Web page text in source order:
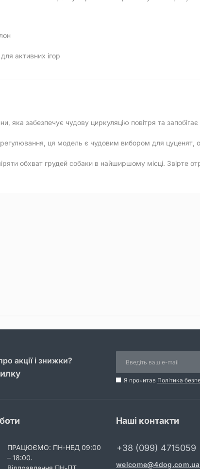
активних ігор
яка забезпечує чудову циркуляцію повітря та запобігає
ця модель є чудовим вибором для цуценят,
обхват грудей собаки в найширшому місці. Звірте
акції і знижки?
Я прочитав Політика
ПРАЦЮЄМО: ПН-НЕД 09:00
– 18:00.
Наші контакти
+38 (099) 4715059
welcome@4dog.com.ua